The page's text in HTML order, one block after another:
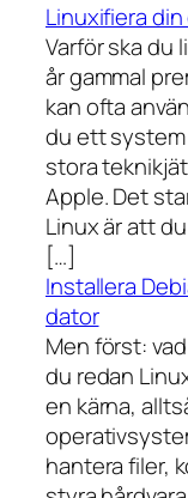
Linuxifiera
Varför ska du
år gammal
kan ofta
du ett system
stora
Apple. Det
Linux är att
[…]
Installera
dator
Men först:
du redan
en kärna,
hantera filer,